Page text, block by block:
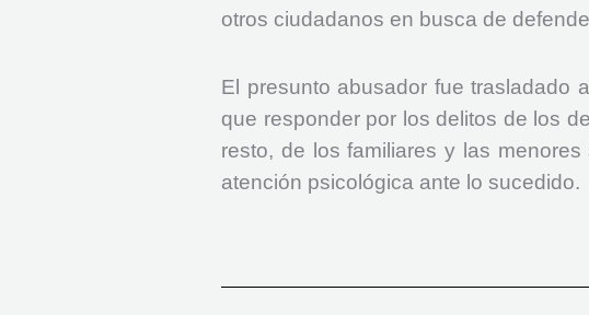
otros ciudadanos en busca de
El presunto abusador fue trasladado
que responder por los delitos de los
resto, de los familiares y las
atención psicológica ante lo sucedido.